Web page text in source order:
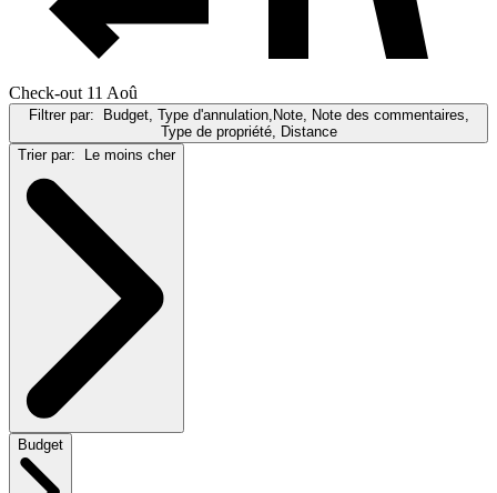
Check-out 11 Aoû
Filtrer par:
Budget, Type d'annulation,Note, Note des commentaires,
Type de propriété, Distance
Trier par:
Le moins cher
Budget